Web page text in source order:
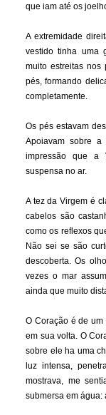
que iam até os
A extremidade
vestido tinha uma
muito estreitas nos
pés, formando
completamente.
Os pés estavam
Apoiavam sobre
impressão que a
suspensa no ar.
A tez da Virgem é
cabelos são
como os reflexos
Não sei se são
descoberta. Os
vezes o mar
ainda que muito
O Coração é de
em sua volta. O
sobre ele ha uma
luz intensa,
mostrava, me
submersa em água: